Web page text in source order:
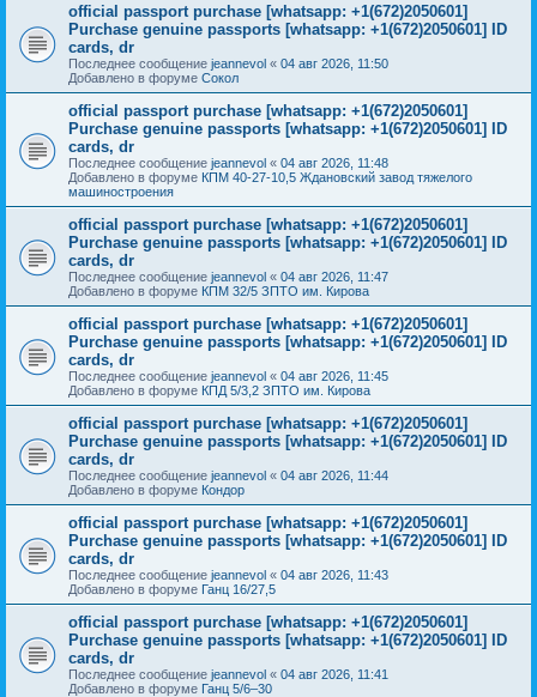
official passport purchase [whatsapp: +1(672)2050601]
Purchase genuine passports [whatsapp: +1(672)2050601] ID
cards, dr
Последнее сообщение jeannevol « 04 авг 2026, 11:50
Добавлено в форуме Сокол
official passport purchase [whatsapp: +1(672)2050601]
Purchase genuine passports [whatsapp: +1(672)2050601] ID
cards, dr
Последнее сообщение jeannevol « 04 авг 2026, 11:48
Добавлено в форуме КПМ 40-27-10,5 Ждановский завод тяжелого
машиностроения
official passport purchase [whatsapp: +1(672)2050601]
Purchase genuine passports [whatsapp: +1(672)2050601] ID
cards, dr
Последнее сообщение jeannevol « 04 авг 2026, 11:47
Добавлено в форуме КПМ 32/5 ЗПТО им. Кирова
official passport purchase [whatsapp: +1(672)2050601]
Purchase genuine passports [whatsapp: +1(672)2050601] ID
cards, dr
Последнее сообщение jeannevol « 04 авг 2026, 11:45
Добавлено в форуме КПД 5/3,2 ЗПТО им. Кирова
official passport purchase [whatsapp: +1(672)2050601]
Purchase genuine passports [whatsapp: +1(672)2050601] ID
cards, dr
Последнее сообщение jeannevol « 04 авг 2026, 11:44
Добавлено в форуме Кондор
official passport purchase [whatsapp: +1(672)2050601]
Purchase genuine passports [whatsapp: +1(672)2050601] ID
cards, dr
Последнее сообщение jeannevol « 04 авг 2026, 11:43
Добавлено в форуме Ганц 16/27,5
official passport purchase [whatsapp: +1(672)2050601]
Purchase genuine passports [whatsapp: +1(672)2050601] ID
cards, dr
Последнее сообщение jeannevol « 04 авг 2026, 11:41
Добавлено в форуме Ганц 5/6–30